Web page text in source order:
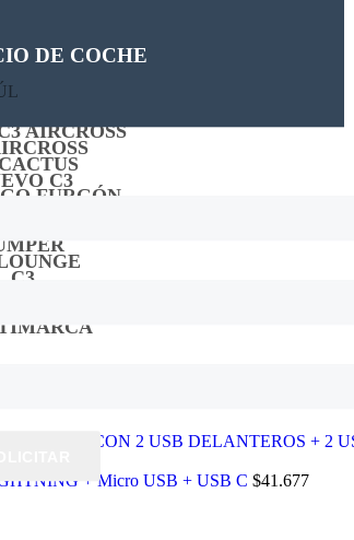
TU MODELO
AIRCROSS
C3
FURGÓN
C3
DE 12V CON 2 USB DELANTEROS + 2
+ Micro USB + USB C $41.677
DE COCHE